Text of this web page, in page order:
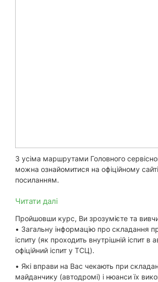
З усіма маршрутами Головного
можна ознайомитися на офіційному
посиланням.
Читати далі
Пройшовши курс, Ви зрозумієте та
• Загальну інформацію про складання
іспиту (як проходить внутрішній іспит в
офіційний іспит у ТСЦ).
• Які вправи на Вас чекають при
майданчику (автодромі) і нюанси їх